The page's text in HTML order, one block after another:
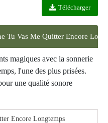
Télécharger
Tu Vas Me Quitter Encore
magiques avec la sonnerie
l'une des plus prisées.
une qualité sonore
Encore Longtemps